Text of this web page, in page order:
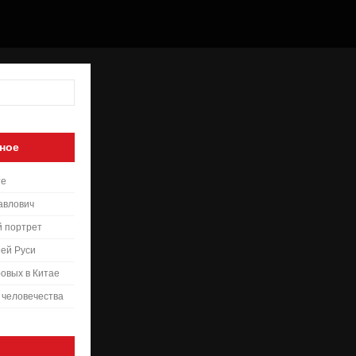
портрет
Руси
в Китае